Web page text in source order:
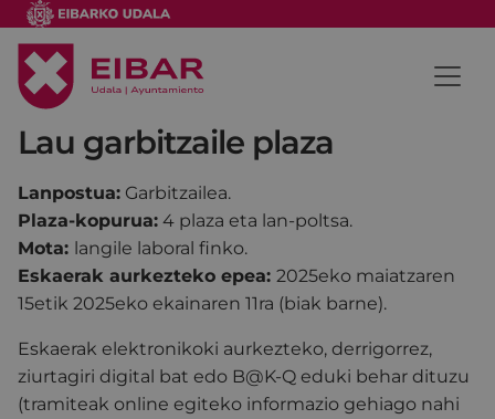
Lau garbitzaile plaza
Lanpostua: Garbitzailea.
Plaza-kopurua: 4 plaza eta lan-poltsa.
Mota: langile laboral finko.
Eskaerak aurkezteko epea: 2025eko maiatzaren
15etik 2025eko ekainaren 11ra (biak barne).
Eskaerak elektronikoki aurkezteko, derrigorrez,
ziurtagiri digital bat edo B@K-Q eduki behar dituzu
(tramiteak online egiteko informazio gehiago nahi